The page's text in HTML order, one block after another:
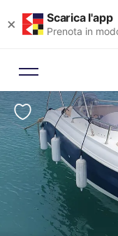
× Scarica l'app
Prenota in